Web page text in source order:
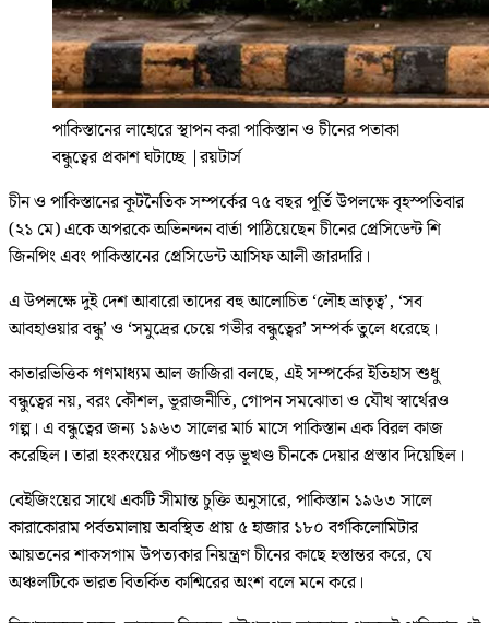
পাকিস্তানের লাহোরে স্থাপন করা পাকিস্তান ও চীনের পতাকা
বন্ধুত্বের প্রকাশ ঘটাচ্ছে |রয়টার্স
চীন ও পাকিস্তানের কূটনৈতিক সম্পর্কের ৭৫ বছর পূর্তি উপলক্ষে বৃহস্পতিবার
(২১ মে) একে অপরকে অভিনন্দন বার্তা পাঠিয়েছেন চীনের প্রেসিডেন্ট শি
জিনপিং এবং পাকিস্তানের প্রেসিডেন্ট আসিফ আলী জারদারি।
এ উপলক্ষে দুই দেশ আবারো তাদের বহু আলোচিত ‘লৌহ ভ্রাতৃত্ব’, ‘সব
আবহাওয়ার বন্ধু’ ও ‘সমুদ্রের চেয়ে গভীর বন্ধুত্বের’ সম্পর্ক তুলে ধরেছে।
কাতারভিত্তিক গণমাধ্যম আল জাজিরা বলছে, এই সম্পর্কের ইতিহাস শুধু
বন্ধুত্বের নয়, বরং কৌশল, ভূরাজনীতি, গোপন সমঝোতা ও যৌথ স্বার্থেরও
গল্প। এ বন্ধুত্বের জন্য ১৯৬৩ সালের মার্চ মাসে পাকিস্তান এক বিরল কাজ
করেছিল। তারা হংকংয়ের পাঁচগুণ বড় ভূখণ্ড চীনকে দেয়ার প্রস্তাব দিয়েছিল।
বেইজিংয়ের সাথে একটি সীমান্ত চুক্তি অনুসারে, পাকিস্তান ১৯৬৩ সালে
কারাকোরাম পর্বতমালায় অবস্থিত প্রায় ৫ হাজার ১৮০ বর্গকিলোমিটার
আয়তনের শাকসগাম উপত্যকার নিয়ন্ত্রণ চীনের কাছে হস্তান্তর করে, যে
অঞ্চলটিকে ভারত বিতর্কিত কাশ্মিরের অংশ বলে মনে করে।